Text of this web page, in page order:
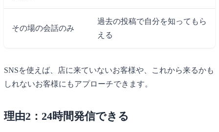
その場の会話のみ
過去の投稿で自分を知ってもら
える
SNSを使えば、店に来ていないお客様や、これから来るかも
しれないお客様にもアプローチできます。
理由2：24時間発信できる